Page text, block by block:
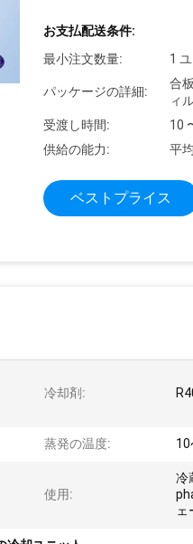
お支払配送条件:
最小注文数量:
1
パッケージの詳細:
合
ィ
受渡し時間:
10
供給の能力:
平
ベストプライス
冷却剤:
蒸発の温度:
使用:
冷
ェ